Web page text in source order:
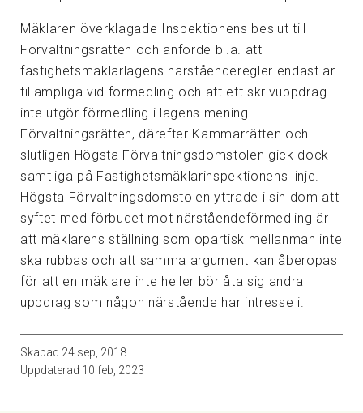
Mäklaren överklagade Inspektionens beslut till
Förvaltningsrätten och anförde bl.a. att
fastighetsmäklarlagens närståenderegler endast är
tillämpliga vid förmedling och att ett skrivuppdrag
inte utgör förmedling i lagens mening.
Förvaltningsrätten, därefter Kammarrätten och
slutligen Högsta Förvaltningsdomstolen gick dock
samtliga på Fastighetsmäklarinspektionens linje.
Högsta Förvaltningsdomstolen yttrade i sin dom att
syftet med förbudet mot närståendeförmedling är
att mäklarens ställning som opartisk mellanman inte
ska rubbas och att samma argument kan åberopas
för att en mäklare inte heller bör åta sig andra
uppdrag som någon närstående har intresse i.
Skapad 24 sep, 2018
Uppdaterad 10 feb, 2023